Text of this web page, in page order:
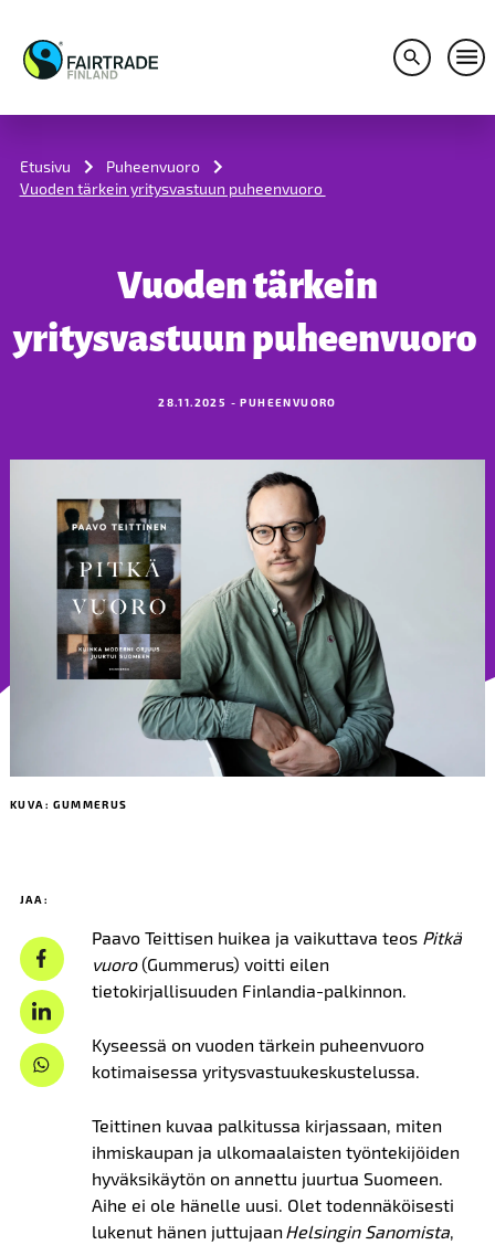
Avaa
Etusivu
Puheenvuoro
Vuoden tärkein yritysvastuun puheenvuoro
Vuoden tärkein
yritysvastuun puheenvuoro
28.11.2025 - PUHEENVUORO
KUVA: GUMMERUS
JAA:
Paavo Teittisen huikea ja vaikuttava teos Pitkä
vuoro(Gummerus) voitti eilen
tietokirjallisuuden Finlandia-palkinnon.
Kyseessä on vuoden tärkein puheenvuoro
kotimaisessa yritysvastuukeskustelussa.
Teittinen kuvaa palkitussa kirjassaan, miten
ihmiskaupan ja ulkomaalaisten työntekijöiden
hyväksikäytön on annettu juurtua Suomeen.
Aihe ei ole hänelle uusi. Olet todennäköisesti
lukenut hänen juttujaan Helsingin Sanomista,